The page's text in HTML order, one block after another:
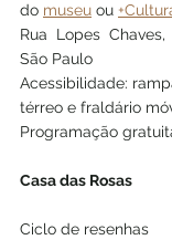
do museu ou
Rua Lopes
São Paulo
Acessibilidade:
térreo e fraldário
Programação
Casa das Rosas
Ciclo de resenhas